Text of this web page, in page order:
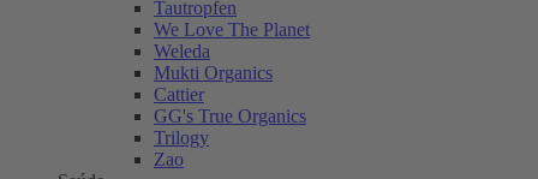
Tautropfen
We Love The Planet
Weleda
Mukti Organics
Cattier
GG's True Organics
Trilogy
Zao